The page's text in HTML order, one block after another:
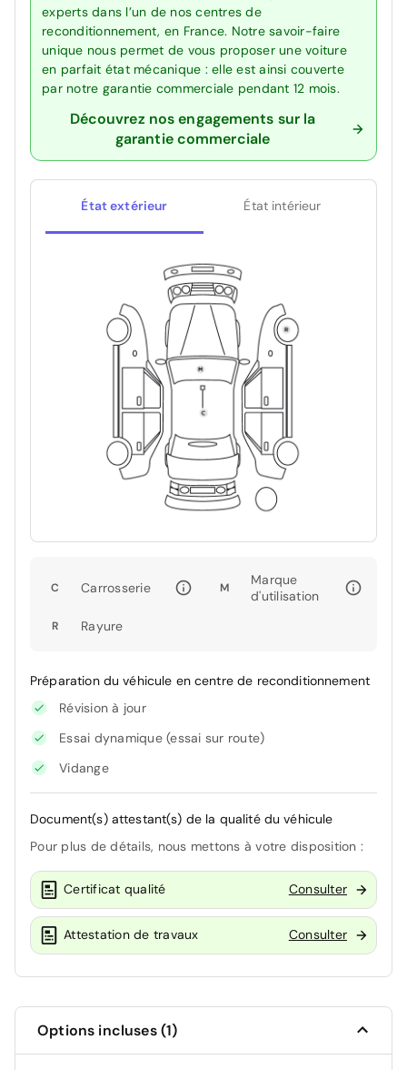
experts dans l’un de nos centres de
reconditionnement, en France. Notre savoir-faire
unique nous permet de vous proposer une voiture
en parfait état mécanique : elle est ainsi couverte
par notre garantie commerciale pendant 12 mois.
Découvrez nos engagements sur la
garantie commerciale
État extérieur État intérieur
C Carrosserie M
Marque
d'utilisation
R Rayure
Préparation du véhicule en centre de reconditionnement
Révision à jour
Essai dynamique (essai sur route)
Vidange
Document(s) attestant(s) de la qualité du véhicule
Pour plus de détails, nous mettons à votre disposition :
Certificat qualité Consulter
Attestation de travaux Consulter
Options incluses (1)